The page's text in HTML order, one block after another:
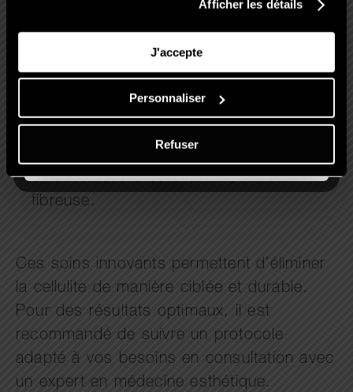
Afficher les détails
J'accepte
Personnaliser
Refuser
cellulite et raffermir la peau.
Endosphères: Une technologie de
massage compressif qui stimule la
circulation et déloge les amas graisseux.
Skinshape
efficacement la cellulite adipeuse et
fibreuse.
Ces soins innovants permettent d’éliminer
la cellulite de manière ciblée et durable.
Pour des résultats optimaux, il est
recommandé de suivre un protocole
adapté à vos besoins en consultation avec
un expert en médecine esthétique.